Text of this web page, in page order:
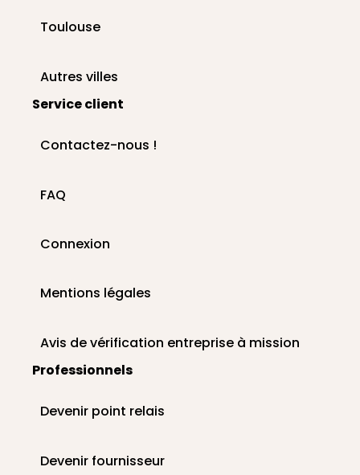
Toulouse
Autres villes
Service client
Contactez-nous !
FAQ
Connexion
Mentions légales
Avis de vérification entreprise à mission
Professionnels
Devenir point relais
Devenir fournisseur